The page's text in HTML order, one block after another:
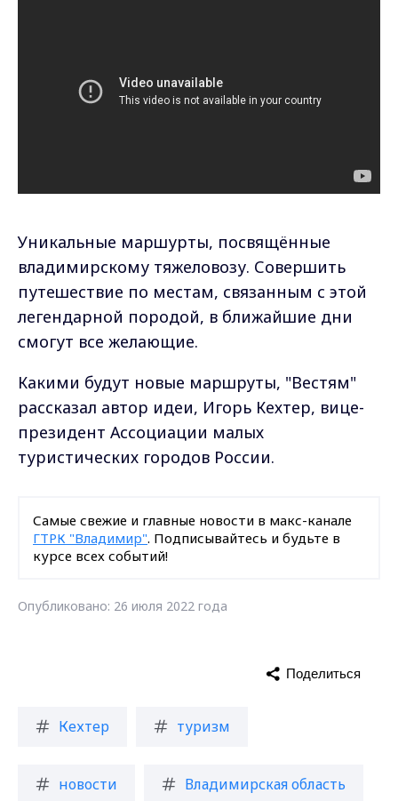
Уникальные маршурты, посвящённые
владимирскому тяжеловозу. Совершить
путешествие по местам, связанным с этой
легендарной породой, в ближайшие дни
смогут все желающие.
Какими будут новые маршруты, "Вестям"
рассказал автор идеи, Игорь Кехтер, вице-
президент Ассоциации малых
туристических городов России.
Самые свежие и главные новости в макс-канале
ГТРК "Владимир". Подписывайтесь и будьте в
курсе всех событий!
Опубликовано: 26 июля 2022 года
Кехтер туризм
новости Владимирская область
Поделиться